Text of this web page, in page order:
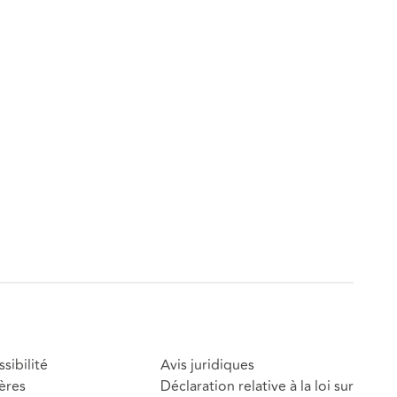
Avis juridiques
Déclaration relative à la loi sur